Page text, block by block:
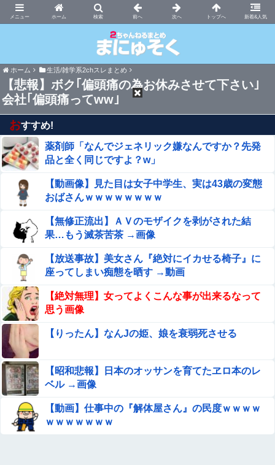
ホーム 新着&人気
まにゅそく 2chまとめニュース速報VIP
ホーム 生活/雑学系2chスレまとめ
【悲報】ボク｢偏頭痛の為お休みさせて下さい｣
会社｢偏頭痛ってww｣
おすすめ!
薬剤師「なんでジェネリック嫌なんですか？先発
品と全く同じですよ？w」
【動画像】見た目は女子中学生、実は43歳の変態
おばさんｗｗｗｗｗｗｗｗ
【無修正流出】ＡＶのモザイクを剥がされた結
果…もう滅茶苦茶 →画像
【放送事故】美女さん『絶対にイカせる椅子』に
座ってしまい痴態を晒す →動画
【絶対無理】女ってよくこんな事が出来るなって
思う画像
【りったん】なんJの姫、娘を衰弱死させる
【昭和悲報】日本のオッサンを育てたヱロ本のレ
ベル →画像
【動画】仕事中の『解体屋さん』の民度ｗｗｗｗ
ｗｗｗｗｗｗｗ